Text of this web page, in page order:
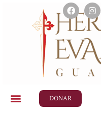
DONAR